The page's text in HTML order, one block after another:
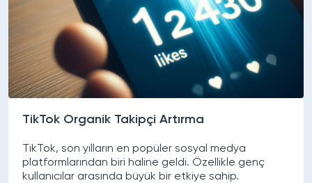
TikTok Organik Takipçi Artırma
TikTok, son yılların en popüler sosyal medya
platformlarından biri haline geldi. Özellikle genç
kullanıcılar arasında büyük bir etkiye sahip.